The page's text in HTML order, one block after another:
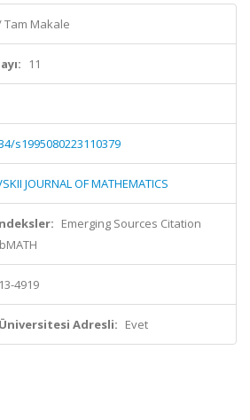
Tam Makale
11
s1995080223110379
JOURNAL OF MATHEMATICS
Emerging Sources Citation
4919
Adresli: Evet